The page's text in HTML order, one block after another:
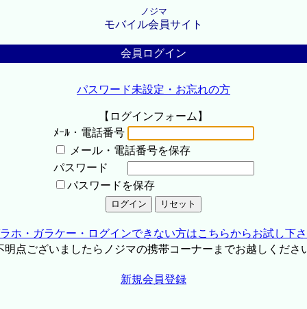
ノジマ
モバイル会員サイト
会員ログイン
パスワード未設定・お忘れの方
【ログインフォーム】
ﾒｰﾙ・電話番号
メール・電話番号を保存
パスワード
パスワードを保存
ホ・ガラケー・ログインできない方はこちらからお試し下
点ございましたらノジマの携帯コーナーまでお越しくださ
新規会員登録